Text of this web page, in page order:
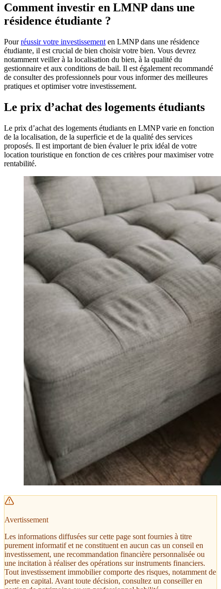
Comment investir en LMNP dans une
résidence étudiante ?
Pourréussir votre investissement en LMNP dans une résidence
étudiante, il est crucial de bien choisir votre bien. Vous devrez
notamment veiller à la localisation du bien, à la qualité du
gestionnaire et aux conditions de bail. Il est également recommandé
de consulter des professionnels pour vous informer des meilleures
pratiques et optimiser votre investissement.
Le prix d’achat des logements étudiants
Le prix d’achat des logements étudiants en LMNP varie en fonction
de la localisation, de la superficie et de la qualité des services
proposés. Il est important de bien évaluer le prix idéal de votre
location touristique en fonction de ces critères pour maximiser votre
rentabilité.
Avertissement
Les informations diffusées sur cette page sont fournies à titre
purement informatif et ne constituent en aucun cas un conseil en
investissement, une recommandation financière personnalisée ou
une incitation à réaliser des opérations sur instruments financiers.
Tout investissement immobilier comporte des risques, notamment de
perte en capital. Avant toute décision, consultez un conseiller en